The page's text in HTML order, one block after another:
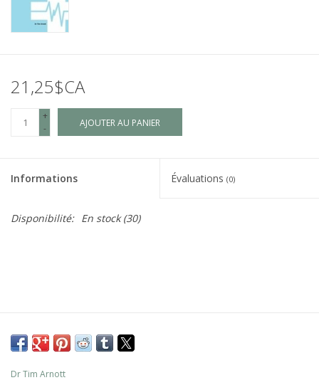
21,25$CA
+
-
AJOUTER AU PANIER
Informations Évaluations (0)
Disponibilité: En stock(30)
Dr Tim Arnott